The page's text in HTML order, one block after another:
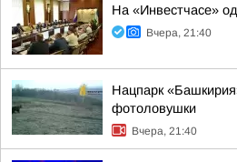
На «Инвестчасе»
Вчера, 21:40
Нацпарк
фотоловушки
Вчера, 21:40